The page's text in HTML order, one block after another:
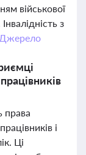
військової
з
Джерело
права
і
Ці